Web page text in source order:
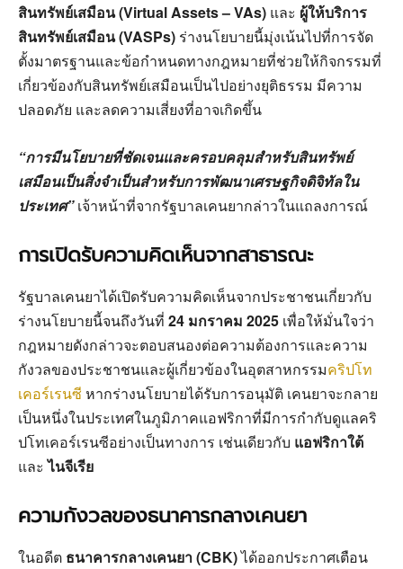
สินทรัพย์เสมือน (Virtual Assets – VAs) และ ผู้ให้บริการ
สินทรัพย์เสมือน (VASPs) ร่างนโยบายนี้มุ่งเน้นไปที่การจัด
ตั้งมาตรฐานและข้อกำหนดทางกฎหมายที่ช่วยให้กิจกรรมที่
เกี่ยวข้องกับสินทรัพย์เสมือนเป็นไปอย่างยุติธรรม มีความ
ปลอดภัย และลดความเสี่ยงที่อาจเกิดขึ้น
“การมีนโยบายที่ชัดเจนและครอบคลุมสำหรับสินทรัพย์
เสมือนเป็นสิ่งจำเป็นสำหรับการพัฒนาเศรษฐกิจดิจิทัลใน
ประเทศ”เจ้าหน้าที่จากรัฐบาลเคนยากล่าวในแถลงการณ์
การเปิดรับความคิดเห็นจากสาธารณะ
รัฐบาลเคนยาได้เปิดรับความคิดเห็นจากประชาชนเกี่ยวกับ
ร่างนโยบายนี้จนถึงวันที่ 24 มกราคม 2025 เพื่อให้มั่นใจว่า
กฎหมายดังกล่าวจะตอบสนองต่อความต้องการและความ
กังวลของประชาชนและผู้เกี่ยวข้องในอุตสาหกรรมคริปโท
เคอร์เรนซี หากร่างนโยบายได้รับการอนุมัติ เคนยาจะกลาย
เป็นหนึ่งในประเทศในภูมิภาคแอฟริกาที่มีการกำกับดูแลคริ
ปโทเคอร์เรนซีอย่างเป็นทางการ เช่นเดียวกับ แอฟริกาใต้
และไนจีเรีย
ความกังวลของธนาคารกลางเคนยา
ในอดีต ธนาคารกลางเคนยา (CBK)ได้ออกประกาศเตือน